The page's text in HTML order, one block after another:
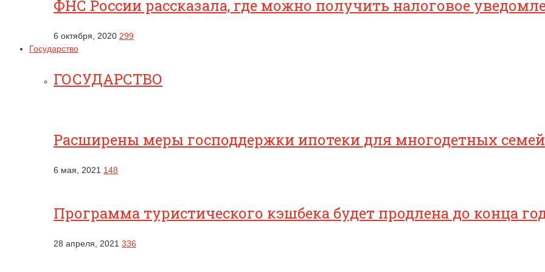
ФНС России рассказала, где можно получить налоговое
6 октября, 2020 299
Государство
ГОСУДАРСТВО
Расширены меры господдержки ипотеки для многодетных семей
6 мая, 2021 148
Программа туристического кэшбека будет продлена до конца
28 апреля, 2021 336